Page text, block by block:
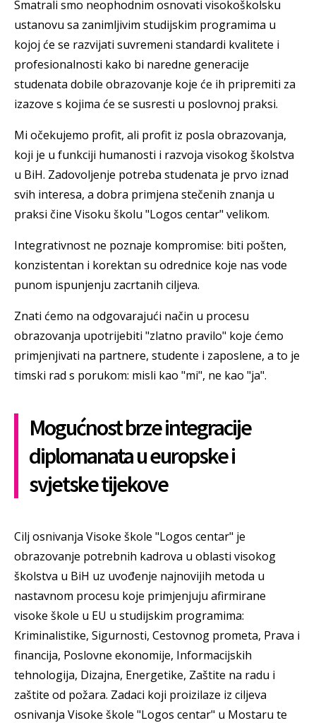
Smatrali smo neophodnim osnovati visokoškolsku
ustanovu sa zanimljivim studijskim programima u
kojoj će se razvijati suvremeni standardi kvalitete i
profesionalnosti kako bi naredne generacije
studenata dobile obrazovanje koje će ih pripremiti za
izazove s kojima će se susresti u poslovnoj praksi.
Mi očekujemo profit, ali profit iz posla obrazovanja,
koji je u funkciji humanosti i razvoja visokog školstva
u BiH. Zadovoljenje potreba studenata je prvo iznad
svih interesa, a dobra primjena stečenih znanja u
praksi čine Visoku školu "Logos centar" velikom.
Integrativnost ne poznaje kompromise: biti pošten,
konzistentan i korektan su odrednice koje nas vode
punom ispunjenju zacrtanih ciljeva.
Znati ćemo na odgovarajući način u procesu
obrazovanja upotrijebiti "zlatno pravilo" koje ćemo
primjenjivati na partnere, studente i zaposlene, a to je
timski rad s porukom: misli kao "mi", ne kao "ja".
Mogućnost brze integracije
diplomanata u europske i
svjetske tijekove
Cilj osnivanja Visoke škole "Logos centar" je
obrazovanje potrebnih kadrova u oblasti visokog
školstva u BiH uz uvođenje najnovijih metoda u
nastavnom procesu koje primjenjuju afirmirane
visoke škole u EU u studijskim programima:
Kriminalistike, Sigurnosti, Cestovnog prometa, Prava i
financija, Poslovne ekonomije, Informacijskih
tehnologija, Dizajna, Energetike, Zaštite na radu i
zaštite od požara. Zadaci koji proizilaze iz ciljeva
osnivanja Visoke škole "Logos centar" u Mostaru te